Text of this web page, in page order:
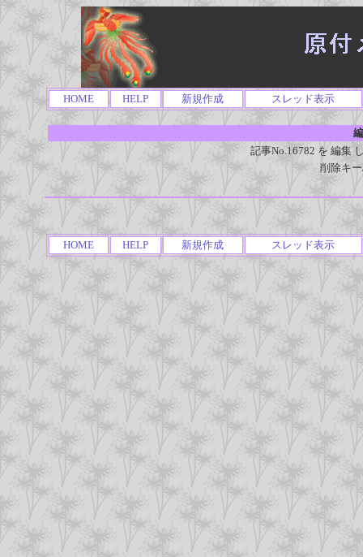
HOME HELP 新規作成 スレッド表示
記事No.16782 を 編集
削除キ
HOME HELP 新規作成 スレッド表示